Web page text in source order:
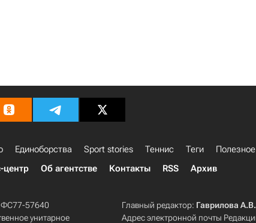
Единоборства Sport stories Теннис Теги
Полезное
центр Об агентстве Контакты RSS Архив
ФС77-57640
унитарное
Главный редактор: Гаврилова А.В.
Адрес электронной почты